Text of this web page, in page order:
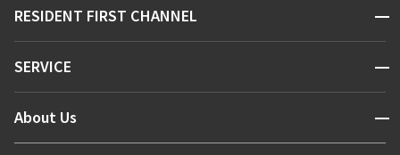
新着情報から探す
新着募集情報
お問い合わせ
RESIDENT FIRST CHANNEL 開閉
マンションレポート
住まいのコラム
SERVICE 開閉
会員ページ
About Us 開閉